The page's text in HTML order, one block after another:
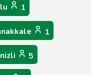
1
1
5